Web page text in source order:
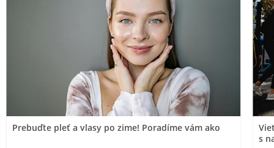
Prebuďte pleť a vlasy po zime! Poradíme vám ako
s